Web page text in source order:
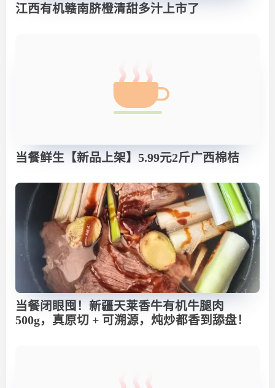
江西有机赣南脐橙清甜多汁上市了
当餐鲜生【新品上架】5.99元2斤广西棉桔
当餐闭眼囤！新疆天莱香牛有机牛腿肉
500g，真原切 + 可溯源，炖炒都香到舔盘！